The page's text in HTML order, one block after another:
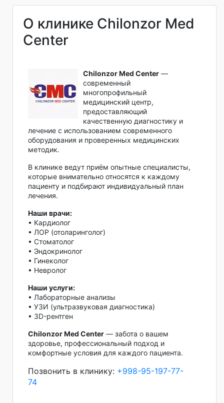
О клинике Chilonzor Med
Center
Chilonzor Med Center —
современный
многопрофильный
медицинский центр,
предоставляющий
качественную диагностику и
лечение с использованием современного
оборудования и проверенных медицинских
методик.
В клинике ведут приём опытные специалисты,
которые внимательно относятся к каждому
пациенту и подбирают индивидуальный план
лечения.
Наши врачи:
• Кардиолог
• ЛОР (отоларинголог)
• Стоматолог
• Эндокринолог
• Гинеколог
• Невролог
Наши услуги:
• Лабораторные анализы
• УЗИ (ультразвуковая диагностика)
• 3D-рентген
Chilonzor Med Center — забота о вашем
здоровье, профессиональный подход и
комфортные условия для каждого пациента.
Позвонить в клинику: +998-95-197-77-
74